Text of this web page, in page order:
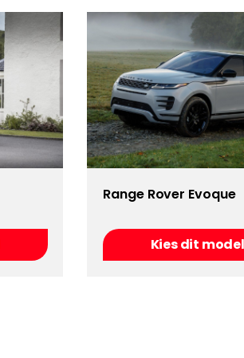
Range Rover Evoque
Kies dit model